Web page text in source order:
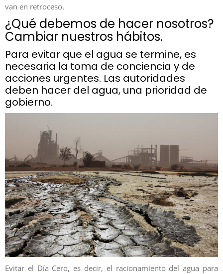
van en retroceso.
¿Qué debemos de hacer nosotros?
Cambiar nuestros hábitos.
Para evitar que el agua se termine, es
necesaria la toma de conciencia y de
acciones urgentes. Las autoridades
deben hacer del agua, una prioridad de
gobierno.
Evitar el Día Cero, es decir, el racionamiento del agua para